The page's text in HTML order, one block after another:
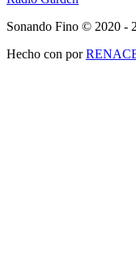
Sonando Fino © 2020 -
Hecho con por